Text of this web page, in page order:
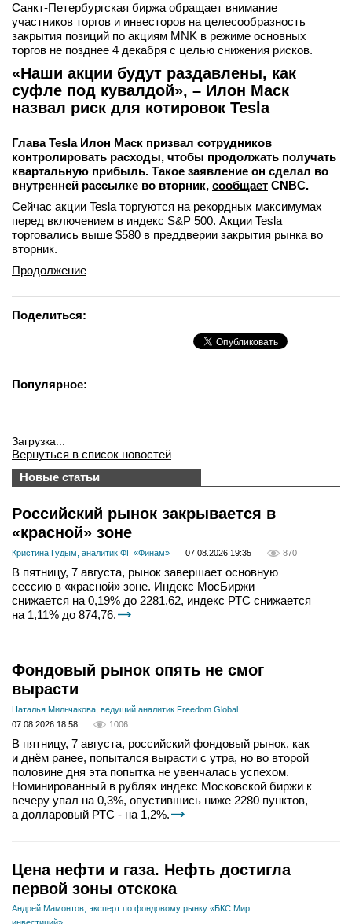
Санкт-Петербургская биржа обращает внимание
участников торгов и инвесторов на целесообразность
закрытия позиций по акциям MNK в режиме основных
торгов не позднее 4 декабря с целью снижения рисков.
«Наши акции будут раздавлены, как
суфле под кувалдой», – Илон Маск
назвал риск для котировок Tesla
Глава Tesla Илон Маск призвал сотрудников
контролировать расходы, чтобы продолжать получать
квартальную прибыль. Такое заявление он сделал во
внутренней рассылке во вторник, сообщает CNBC.
Сейчас акции Tesla торгуются на рекордных максимумах
перед включением в индекс S&P 500. Акции Tesla
торговались выше $580 в преддверии закрытия рынка во
вторник.
Продолжение
Поделиться:
Популярное:
Загрузка...
Вернуться в список новостей
Новые статьи
Российский рынок закрывается в
«красной» зоне
Кристина Гудым, аналитик ФГ «Финам» 07.08.2026 19:35 870
В пятницу, 7 августа, рынок завершает основную
сессию в «красной» зоне. Индекс МосБиржи
снижается на 0,19% до 2281,62, индекс РТС снижается
на 1,11% до 874,76.
Фондовый рынок опять не смог
вырасти
Наталья Мильчакова, ведущий аналитик Freedom Global
07.08.2026 18:58
1006
В пятницу, 7 августа, российский фондовый рынок, как
и днём ранее, попытался вырасти с утра, но во второй
половине дня эта попытка не увенчалась успехом.
Номинированный в рублях индекс Московской биржи к
вечеру упал на 0,3%, опустившись ниже 2280 пунктов,
а долларовый РТС - на 1,2%.
Цена нефти и газа. Нефть достигла
первой зоны отскока
Андрей Мамонтов, эксперт по фондовому рынку «БКС Мир